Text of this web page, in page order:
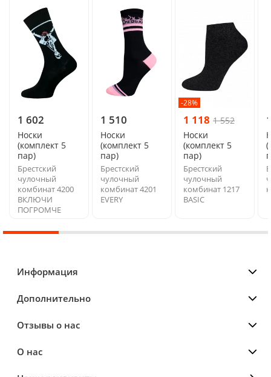
1 602
Носки
(комплект 5
пар)
Брестский
чулочный
комбинат 4200
ВКЛЮЧИ
ПОГРОМЧЕ
1 510
Носки
(комплект 5
пар)
Брестский
чулочный
комбинат 4201
EVERY
-28%
1 118 1 552
Носки
(комплект 5
пар)
Брестский
чулочный
комбинат 1217
BASIC
Информация
Дополнительно
Отзывы о нас
О нас